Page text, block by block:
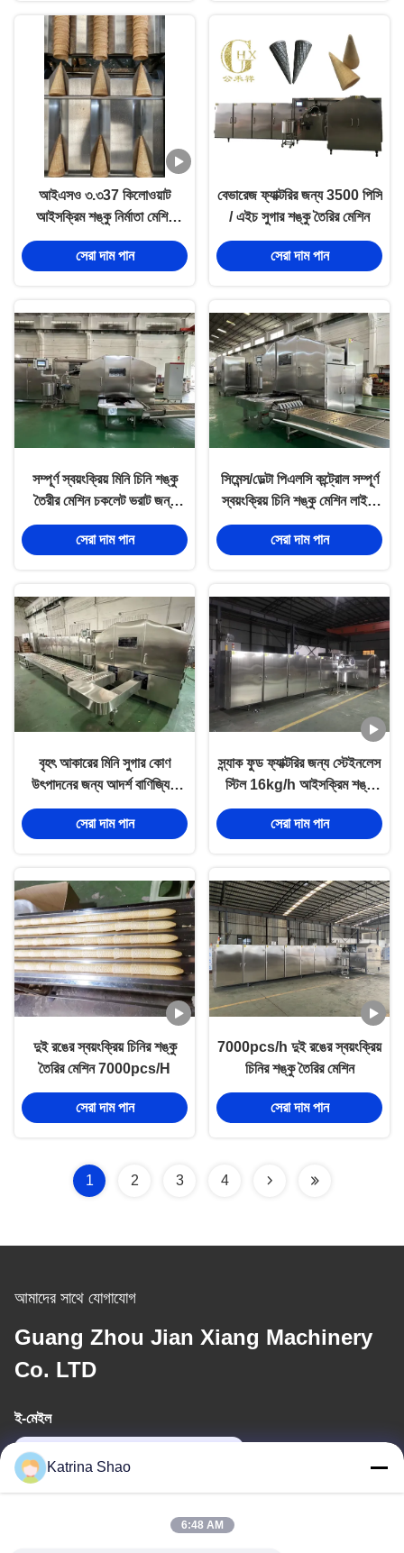
আইএসও ৩.৩37 কিলোওয়াট
আইসক্রিম শঙ্কু নির্মাতা মেশিন
পিএলসি নিয়ন্ত্রণের সাথে
সেরা দাম পান
বেভারেজ ফ্যাক্টরির জন্য 3500 পিসি
/ এইচ সুগার শঙ্কু তৈরির মেশিন
সেরা দাম পান
সম্পূর্ণ স্বয়ংক্রিয় মিনি চিনি শঙ্কু
তৈরীর মেশিন চকলেট ভরাট জন্য
প্রতি ঘন্টায় 10000pcs, চকলেট
+ বিস্কুট স্ন্যাকস ভরাট
সেরা দাম পান
সিমেন্স/ডেল্টা পিএলসি কন্ট্রোল সম্পূর্ণ
স্বয়ংক্রিয় চিনি শঙ্কু মেশিন লাইন,
304 স্টেইনলেস স্টীল নির্মাণ
সেরা দাম পান
বৃহৎ আকারের মিনি সুগার কোণ
উৎপাদনের জন্য আদর্শ বাণিজ্যিক
সমাধান, পিএলসি ইস্ট কন্ট্রোল, প্রতি
ঘন্টায় ১১০০০ পিস উৎপাদন
সেরা দাম পান
স্ন্যাক ফুড ফ্যাক্টরির জন্য স্টেইনলেস
স্টিল 16kg/h আইসক্রিম শঙ্কু
উত্পাদন লাইন
সেরা দাম পান
দুই রঙের স্বয়ংক্রিয় চিনির শঙ্কু
তৈরির মেশিন 7000pcs/H
সেরা দাম পান
7000pcs/h দুই রঙের স্বয়ংক্রিয়
চিনির শঙ্কু তৈরির মেশিন
সেরা দাম পান
1 2 3 4
আমাদের সাথে যোগাযোগ
Guang Zhou Jian Xiang Machinery
Co. LTD
ই-মেইল
Katrina Shao
6:48 AM